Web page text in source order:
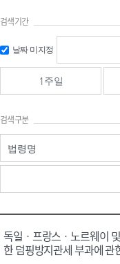
검색기간
날짜 미지정
1주일
검색구분
법령명
독일ㆍ프랑스ㆍ노르웨이
한 덤핑방지관세 부과에 관